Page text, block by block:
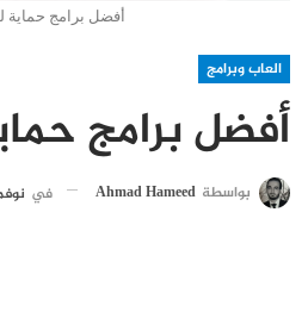
أفضل برامج حماية
العاب وبرامج
أفضل برامج
بواسطة Ahmad Hameed في نوفمبر